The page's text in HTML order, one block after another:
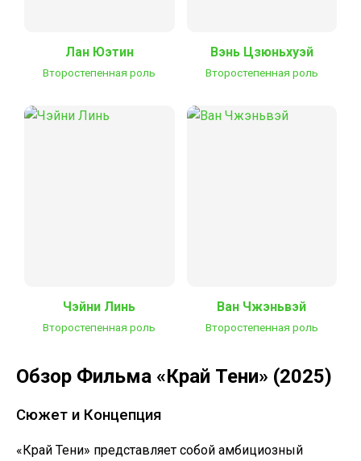
Лан Юэтин
Второстепенная роль
Вэнь Цзюньхуэй
Второстепенная роль
Чэйни Линь
Второстепенная роль
Ван Чжэньвэй
Второстепенная роль
Обзор Фильма «Край Тени» (2025)
Сюжет и Концепция
«Край Тени» представляет собой амбициозный